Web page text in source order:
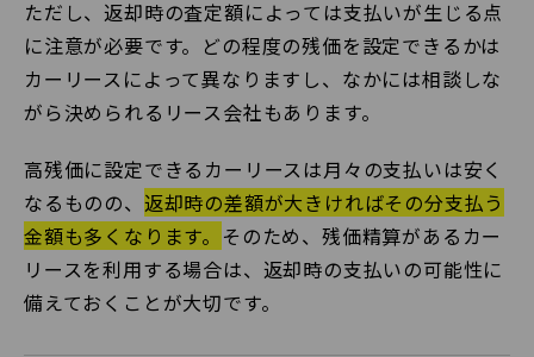
ただし、返却時の査定額によっては支払いが生じる点
に注意が必要です。どの程度の残価を設定できるかは
カーリースによって異なりますし、なかには相談しな
がら決められるリース会社もあります。
高残価に設定できるカーリースは月々の支払いは安く
なるものの、 返却時の差額が大きければその分支払う
金額も多くなります。 そのため、残価精算があるカー
リースを利用する場合は、返却時の支払いの可能性に
備えておくことが大切です。